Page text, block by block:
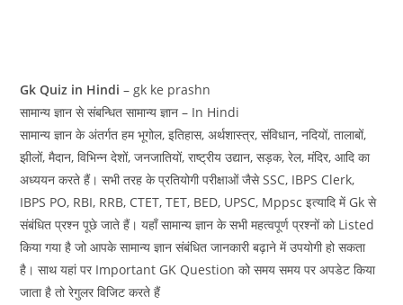
Gk Quiz in Hindi – gk ke prashn
सामान्य ज्ञान से संबन्धित सामान्य ज्ञान – In Hindi
सामान्य ज्ञान के अंतर्गत हम भूगोल, इतिहास, अर्थशास्त्र, संविधान, नदियों, तालाबों,
झीलों, मैदान, विभिन्न देशों, जनजातियों, राष्ट्रीय उद्यान, सड़क, रेल, मंदिर, आदि का
अध्ययन करते हैं। सभी तरह के प्रतियोगी परीक्षाओं जैसे SSC, IBPS Clerk,
IBPS PO, RBI, RRB, CTET, TET, BED, UPSC, Mppsc इत्यादि में Gk से
संबंधित प्रश्न पूछे जाते हैं। यहाँ सामान्य ज्ञान के सभी महत्वपूर्ण प्रश्नों को Listed
किया गया है जो आपके सामान्य ज्ञान संबंधित जानकारी बढ़ाने में उपयोगी हो सकता
है। साथ यहां पर Important GK Question को समय समय पर अपडेट किया
जाता है तो रेगुलर विजिट करते हैं